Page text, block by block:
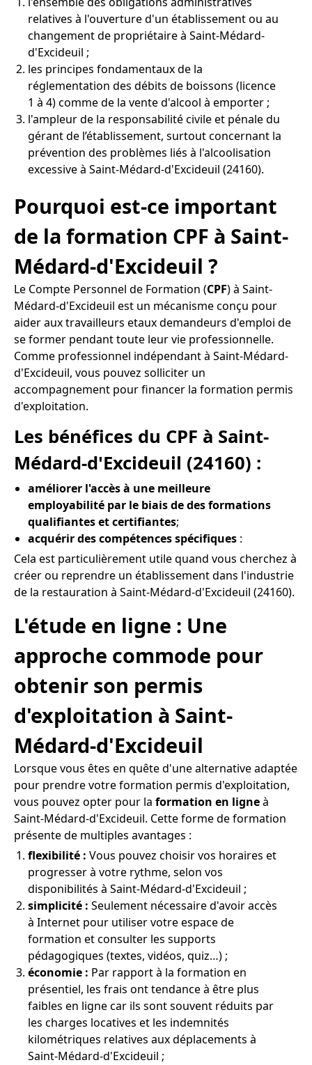
relatives à l'ouverture d'un établissement ou au
changement de propriétaire à Saint-Médard-
d'Excideuil ;
les principes fondamentaux de la
réglementation des débits de boissons (licence
1 à 4) comme de la vente d'alcool à emporter ;
l'ampleur de la responsabilité civile et pénale du
gérant de l’établissement, surtout concernant la
prévention des problèmes liés à l'alcoolisation
excessive à Saint-Médard-d'Excideuil (24160).
Pourquoi est-ce important
de la formation CPF à Saint-
Médard-d'Excideuil ?
Le Compte Personnel de Formation (CPF) à Saint-
Médard-d'Excideuil est un mécanisme conçu pour
aider aux travailleurs etaux demandeurs d'emploi de
se former pendant toute leur vie professionnelle.
Comme professionnel indépendant à Saint-Médard-
d'Excideuil, vous pouvez solliciter un
accompagnement pour financer la formation permis
d'exploitation.
Les bénéfices du CPF à Saint-
Médard-d'Excideuil (24160) :
améliorer l'accès à une meilleure
employabilité par le biais de des formations
qualifiantes et certifiantes;
acquérir des compétences spécifiques :
Cela est particulièrement utile quand vous cherchez à
créer ou reprendre un établissement dans l'industrie
de la restauration à Saint-Médard-d'Excideuil (24160).
L'étude en ligne : Une
approche commode pour
obtenir son permis
d'exploitation à Saint-
Médard-d'Excideuil
Lorsque vous êtes en quête d'une alternative adaptée
pour prendre votre formation permis d'exploitation,
vous pouvez opter pour la formation en ligneà
Saint-Médard-d'Excideuil. Cette forme de formation
présente de multiples avantages :
flexibilité : Vous pouvez choisir vos horaires et
progresser à votre rythme, selon vos
disponibilités à Saint-Médard-d'Excideuil ;
simplicité : Seulement nécessaire d'avoir accès
à Internet pour utiliser votre espace de
formation et consulter les supports
pédagogiques (textes, vidéos, quiz…) ;
économie : Par rapport à la formation en
présentiel, les frais ont tendance à être plus
faibles en ligne car ils sont souvent réduits par
les charges locatives et les indemnités
kilométriques relatives aux déplacements à
Saint-Médard-d'Excideuil ;